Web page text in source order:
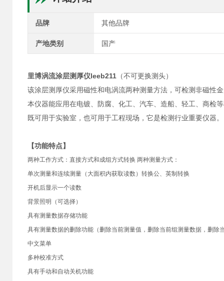
品牌 其他品牌
产地类别 国产
里博涡流涂层测厚仪leeb211 （不可更换测头）
该涂层测厚仪采用磁性和电涡流两种测量方法，可检测非磁性
本仪器能应用在电镀、防腐、化工、汽车、造船、轻工、商检
既可用于实验室，也可用于工程现场，它是检测行业重要仪器。
【功能特点】
两种工作方式：直接方式和成组方式转换 两种测量方式：
单次测量和连续测量（大面积内获取读数）转换公、英制转换
开机后显示一个读数
背景照明（可选择）
具有测量数据存储功能
具有测量数据的删除功能（删除当前测量值，删除当前组测量数据，删除
中文菜单
多种校准方式
具有手动和自动关机功能